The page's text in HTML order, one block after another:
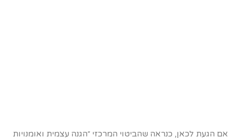
הגעת לכאן, כנראה שהביטוי המרכזי ״הגנה עצמית ואומנויות